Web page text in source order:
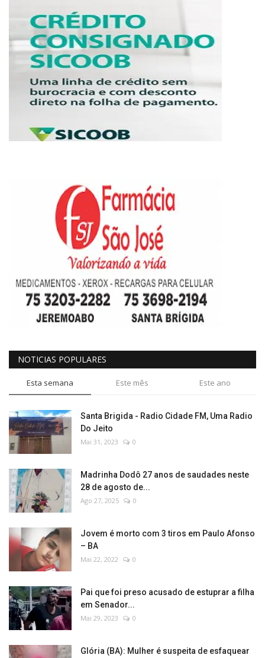
NOTICIAS POPULARES
Esta semana Este mês Este ano
Santa Brigida - Radio Cidade FM, Uma Radio
Do Jeito
Mai 31, 2023 0
Madrinha Dodô 27 anos de saudades neste
28 de agosto de...
Ago 27, 2025 0
Jovem é morto com 3 tiros em Paulo Afonso
– BA
Mai 22, 2022 0
Pai que foi preso acusado de estuprar a filha
em Senador...
Mai 29, 2023 0
Glória (BA): Mulher é suspeita de esfaquear